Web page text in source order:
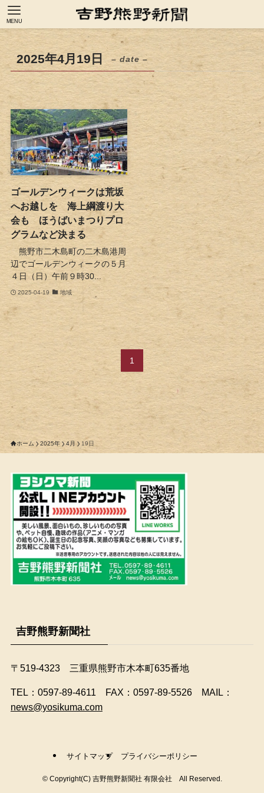
MENU
2025年4月19日 – date –
ゴールデンウィークは荒坂
へお越しを 海上綱渡り大
会も ほうばいまつりプロ
グラムなど決まる
熊野市二木島町の二木島港周
辺でゴールデンウィークの５月
４日（日）午前９時30...
2025-04-19 地域
1
ホーム 2025年 4月 19日
吉野熊野新聞社
〒519-4323 三重県熊野市木本町635番地
​TEL：0597-89-4611 FAX：0597-89-5526 MAIL：
news@yosikuma.com
サイトマップ プライバシーポリシー
©Copyright(C) 吉野熊野新聞社 有限会社 All Reserved.